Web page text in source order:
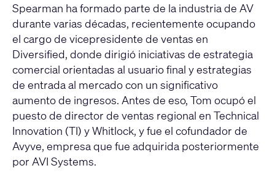
Spearman ha formado parte de la industria de AV
durante varias décadas, recientemente ocupando
el cargo de vicepresidente de ventas en
Diversified, donde dirigió iniciativas de estrategia
comercial orientadas al usuario final y estrategias
de entrada al mercado con un significativo
aumento de ingresos. Antes de eso, Tom ocupó el
puesto de director de ventas regional en Technical
Innovation (TI) y Whitlock, y fue el cofundador de
Avyve, empresa que fue adquirida posteriormente
por AVI Systems.